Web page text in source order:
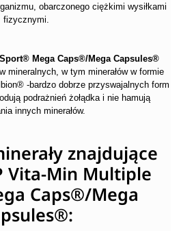
obarczonego ciężkimi wysiłkami
fizycznymi.
Mega Caps®/Mega Capsules®
mineralnych, w tym minerałów w formie
-bardzo dobrze przyswajalnych form
podrażnień żołądka i nie hamują
innych minerałów.
znajdujące
Vita-Min Multiple
Caps®/Mega